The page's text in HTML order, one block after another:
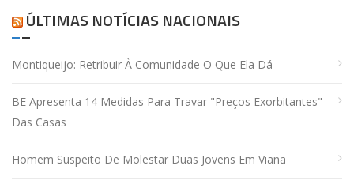
ÚLTIMAS NOTÍCIAS NACIONAIS
Montiqueijo: Retribuir À Comunidade O Que Ela Dá
BE Apresenta 14 Medidas Para Travar "preços Exorbitantes"
Das Casas
Homem Suspeito De Molestar Duas Jovens Em Viana